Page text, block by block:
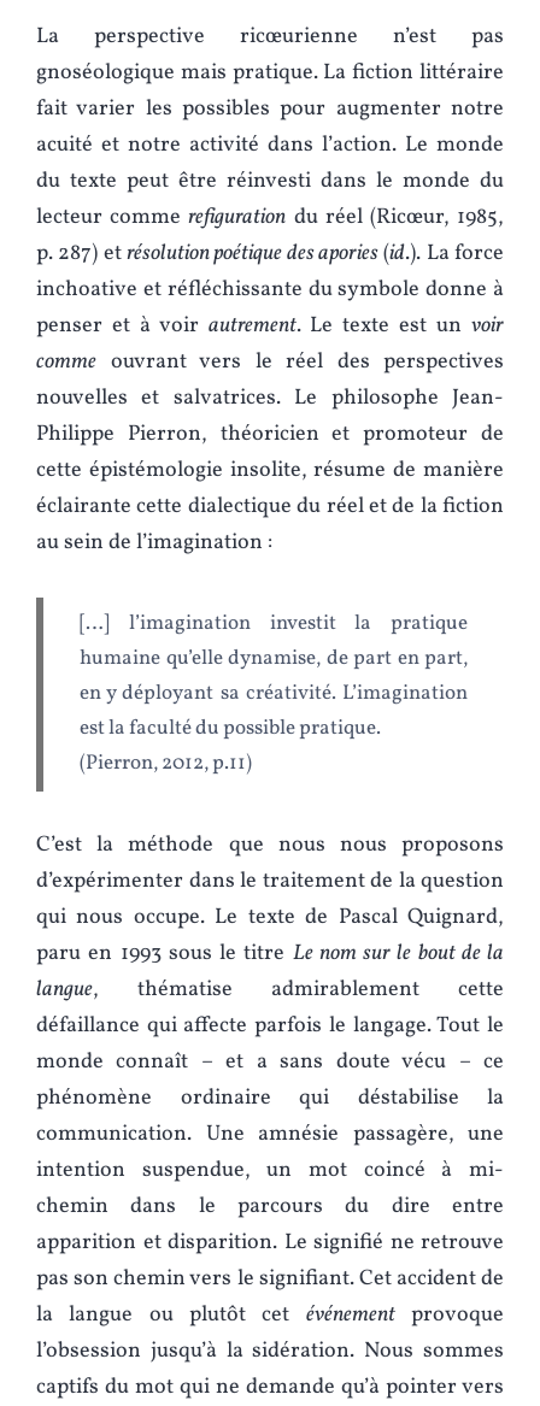
La perspective ricœurienne n’est pas
gnoséologique mais pratique. La fiction littéraire
fait varier les possibles pour augmenter notre
acuité et notre activité dans l’action. Le monde
du texte peut être réinvesti dans le monde du
lecteur commerefiguration du réel (Ricœur, 1985,
p. 287) etrésolution poétique des apories(id.). La force
inchoative et réfléchissante du symbole donne à
penser et à voir autrement. Le texte est unvoir
comme ouvrant vers le réel des perspectives
nouvelles et salvatrices. Le philosophe Jean-
Philippe Pierron, théoricien et promoteur de
cette épistémologie insolite, résume de manière
éclairante cette dialectique du réel et de la fiction
au sein de l’imagination :
[…] l’imagination investit la pratique
humaine qu’elle dynamise, de part en part,
en y déployant sa créativité. L’imagination
est la faculté du possible pratique.
(Pierron, 2012, p.11)
C’est la méthode que nous nous proposons
d’expérimenter dans le traitement de la question
qui nous occupe. Le texte de Pascal Quignard,
paru en 1993 sous le titre Le nom sur le bout de la
langue, thématise admirablement cette
défaillance qui affecte parfois le langage. Tout le
monde connaît – et a sans doute vécu – ce
phénomène ordinaire qui déstabilise la
communication. Une amnésie passagère, une
intention suspendue, un mot coincé à mi-
chemin dans le parcours du dire entre
apparition et disparition. Le signifié ne retrouve
pas son chemin vers le signifiant. Cet accident de
la langue ou plutôt cet événementprovoque
l’obsession jusqu’à la sidération. Nous sommes
captifs du mot qui ne demande qu’à pointer vers